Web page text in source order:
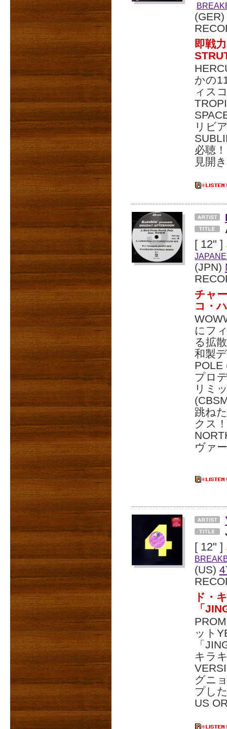
(GER)
即戦
かの
ィス
リビ
必聴！
見開
[ 12" ]
(JPN)
チャ
コ・
にフ
る拡
和製
POLE
プロ
リミ
跳ね
クス
ヴァ
[ 12" ]
(US)
ド・
「
ット
「
キラ
グニ
プし
US